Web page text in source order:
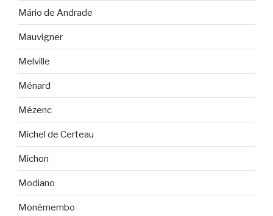
Mário de Andrade
Mauvigner
Melville
Ménard
Mézenc
Michel de Certeau
Michon
Modiano
Monémembo